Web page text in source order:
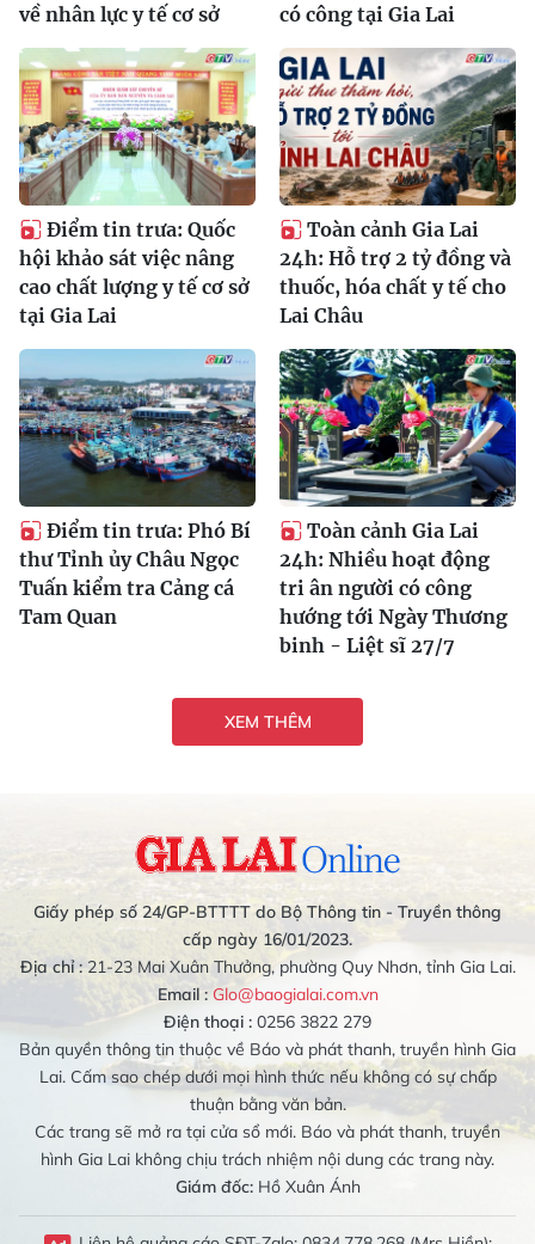
về nhân lực y tế cơ sở
có công tại Gia Lai
Điểm tin trưa: Quốc
hội khảo sát việc nâng
cao chất lượng y tế cơ sở
tại Gia Lai
Toàn cảnh Gia Lai
24h: Hỗ trợ 2 tỷ đồng và
thuốc, hóa chất y tế cho
Lai Châu
Điểm tin trưa: Phó Bí
thư Tỉnh ủy Châu Ngọc
Tuấn kiểm tra Cảng cá
Tam Quan
Toàn cảnh Gia Lai
24h: Nhiều hoạt động
tri ân người có công
hướng tới Ngày Thương
binh - Liệt sĩ 27/7
XEM THÊM
Giấy phép số 24/GP-BTTTT do Bộ Thông tin - Truyền thông
cấp ngày 16/01/2023.
Địa chỉ :21-23 Mai Xuân Thưởng, phường Quy Nhơn, tỉnh Gia Lai.
Email : Glo@baogialai.com.vn
Điện thoại : 0256 3822 279
Bản quyền thông tin thuộc về Báo và phát thanh, truyền hình Gia
Lai. Cấm sao chép dưới mọi hình thức nếu không có sự chấp
thuận bằng văn bản.
Các trang sẽ mở ra tại cửa sổ mới. Báo và phát thanh, truyền
hình Gia Lai không chịu trách nhiệm nội dung các trang này.
Giám đốc:Hồ Xuân Ánh